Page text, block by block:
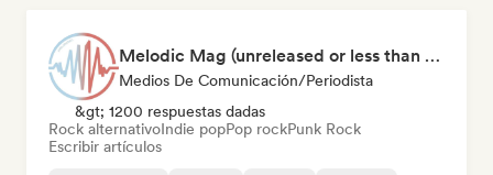
Melodic Mag (unreleased or less than 2 weeks since release)
Medios De Comunicación/Periodista
&gt; 1200 respuestas dadas
Rock alternativoIndie popPop rockPunk Rock
Escribir artículos